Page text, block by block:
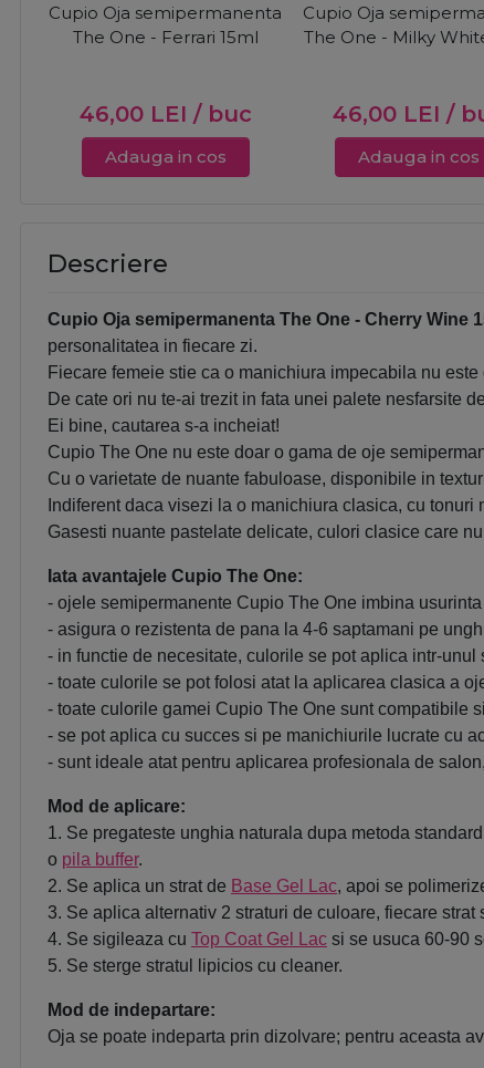
Cupio Oja semipermanenta
The One - Ferrari 15ml
46,00 LEI / buc
Adauga in cos
Cupio Oja
The One - Milky
46,00 LEI /
Adauga in cos
Descriere
Cupio Oja semipermanenta The One - Cherry Wine
personalitatea in fiecare zi.
Fiecare femeie stie ca o manichiura impecabila nu
De cate ori nu te-ai trezit in fata unei palete nesfarsite
Ei bine, cautarea s-a incheiat!
Cupio The One nu este doar o gama de oje
Cu o varietate de nuante fabuloase, disponibile in
Indiferent daca visezi la o manichiura clasica, cu
Gasesti nuante pastelate delicate, culori clasice care
Iata avantajele Cupio The One:
- ojele semipermanente Cupio The One imbina
- asigura o rezistenta de pana la 4-6 saptamani pe
- in functie de necesitate, culorile se pot aplica intr-unul
- toate culorile se pot folosi atat la aplicarea clasica a
- toate culorile gamei Cupio The One sunt compatibile
- se pot aplica cu succes si pe manichiurile lucrate cu
- sunt ideale atat pentru aplicarea profesionala de
Mod de aplicare:
1. Se pregateste unghia naturala dupa metoda
o pila buffer.
2. Se aplica un strat de Base Gel Lac, apoi se
3. Se aplica alternativ 2 straturi de culoare, fiecare
4. Se sigileaza cu Top Coat Gel Lac si se usuca 60-90
5. Se sterge stratul lipicios cu cleaner.
Mod de indepartare:
Oja se poate indeparta prin dizolvare; pentru aceasta